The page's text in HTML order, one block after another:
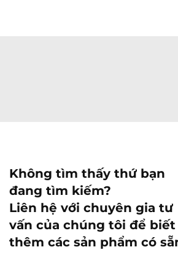
Không tìm thấy thứ bạn
đang tìm kiếm?
Liên hệ với chuyên gia tư
vấn của chúng tôi để biết
thêm các sản phẩm có